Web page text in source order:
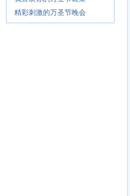
精彩刺激的万圣节晚会